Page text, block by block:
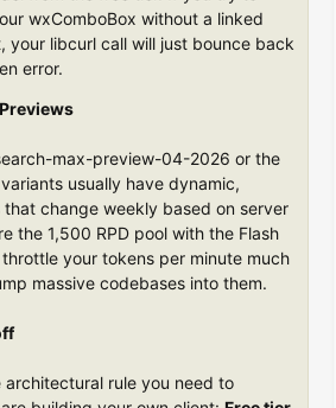
wxComboBox without a linked
your libcurl call will just bounce back
error.
max-preview-04-2026 or the
usually have dynamic,
change weekly based on server
the 1,500 RPD pool with the Flash
your tokens per minute much
massive codebases into them.
architectural rule you need to